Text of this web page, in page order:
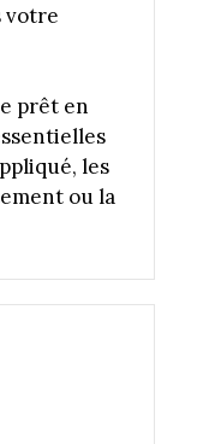
votre
prêt en
les
ou la